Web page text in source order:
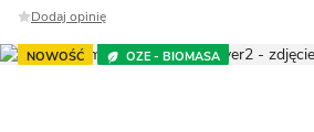
Dodaj opinię
NOWOŚĆ OZE - BIOMASA